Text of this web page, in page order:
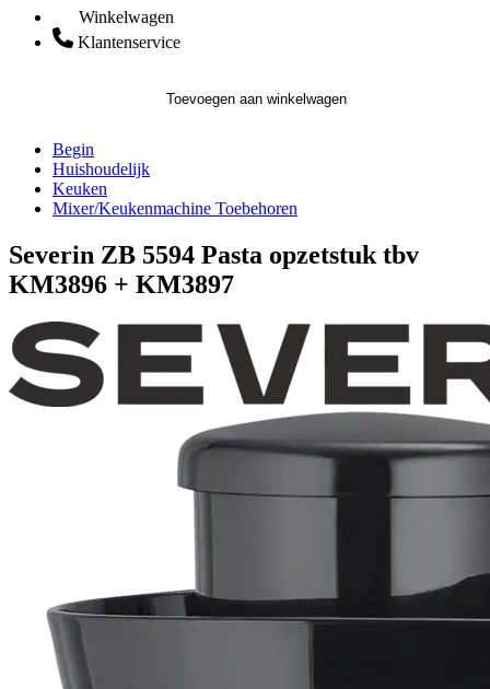
Winkelwagen
Klantenservice
Toevoegen aan winkelwagen
Begin
Huishoudelijk
Keuken
Mixer/Keukenmachine Toebehoren
Severin ZB 5594 Pasta opzetstuk tbv
KM3896 + KM3897